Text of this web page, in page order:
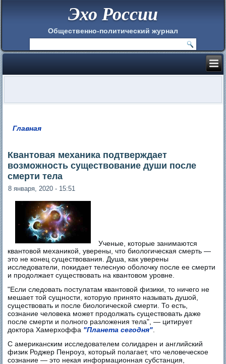
Эхо России
Общественно-политический журнал
Главная
Квантовая механика подтверждает
возможность существование души после
смерти тела
8 января, 2020 - 15:51
Ученые, которые занимаются
квантовой механикой, уверены, что биологическая смерть —
это не конец существования. Душа, как уверены
исследователи, покидает телесную оболочку после ее смерти
и продолжает существовать на квантовом уровне.
"Если следовать постулатам квантовой физики, то ничего не
мешает той сущности, которую принято называть душой,
существовать и после биологической смерти. То есть,
сознание человека может продолжать существовать даже
после смерти и полного разложения тела", — цитирует
доктора Хамерхоффа "Планета сегодня".
С американским исследователем солидарен и английский
физик Роджер Пенроуз, который полагает, что человеческое
сознание — это некая информационная субстанция,